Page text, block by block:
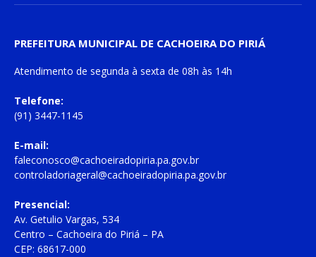
PREFEITURA MUNICIPAL DE CACHOEIRA DO PIRIÁ
Atendimento de segunda à sexta de 08h às 14h
Telefone:
(91) 3447-1145
E-mail:
faleconosco@cachoeiradopiria.pa.gov.br
controladoriageral@cachoeiradopiria.pa.gov.br
Presencial:
Av. Getulio Vargas, 534
Centro – Cachoeira do Piriá – PA
CEP: 68617-000